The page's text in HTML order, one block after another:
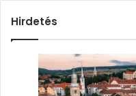
Hirdetés